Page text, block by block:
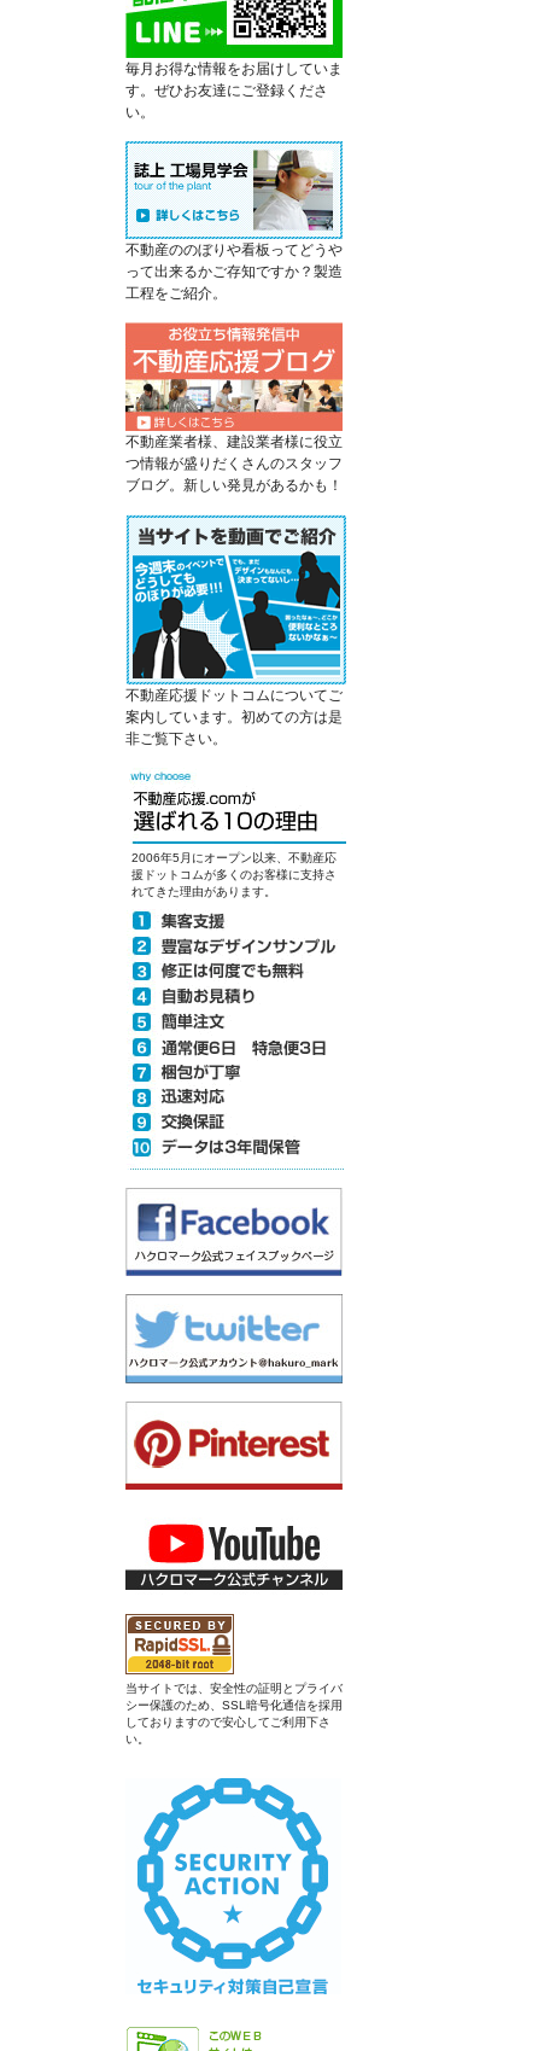
毎月お得な情報をお届けしていま
す。ぜひお友達にご登録くださ
い。
不動産ののぼりや看板ってどうや
って出来るかご存知ですか？製造
工程をご紹介。
不動産業者様、建設業者様に役立
つ情報が盛りだくさんのスタッフ
ブログ。新しい発見があるかも！
不動産応援ドットコムについてご
案内しています。初めての方は是
非ご覧下さい。
2006年5月にオープン以来、不動産応
援ドットコムが多くのお客様に支持さ
れてきた理由があります。
当サイトでは、安全性の証明とプライバ
シー保護のため、SSL暗号化通信を採用
しておりますので安心してご利用下さ
い。